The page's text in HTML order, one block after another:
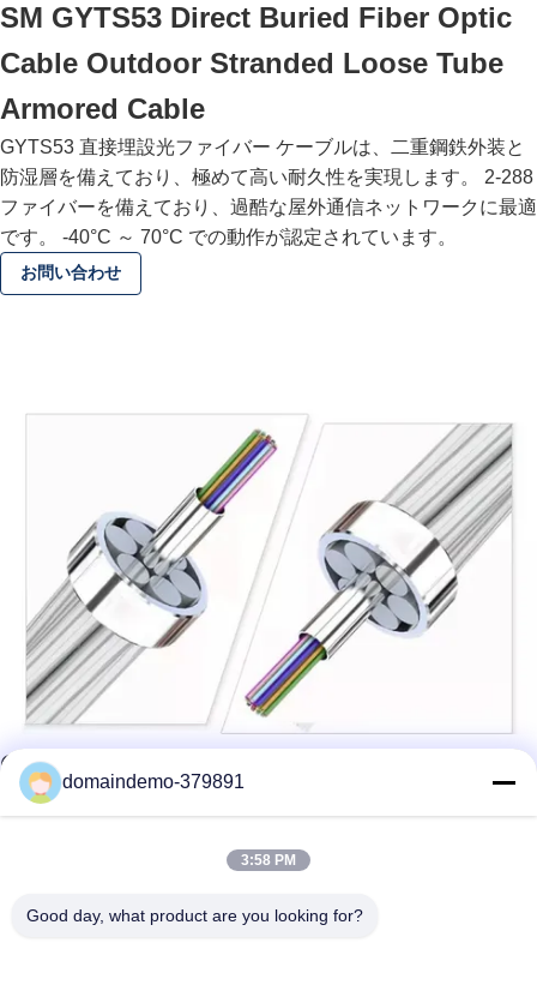
SM GYTS53 Direct Buried Fiber Optic
Cable Outdoor Stranded Loose Tube
Armored Cable
GYTS53 直接埋設光ファイバー ケーブルは、二重鋼鉄外装と
防湿層を備えており、極めて高い耐久性を実現します。 2-288
ファイバーを備えており、過酷な屋外通信ネットワークに最適
です。 -40°C ～ 70°C での動作が認定されています。
お問い合わせ
G652D G657A1 G657A2 OPGW Fiber
Cable Ground Wire 36 Core Outdoor
Outdoor Aerial Fiber Optic Cable The central stainless steel
domaindemo-379891
3:58 PM
Good day, what product are you looking for?